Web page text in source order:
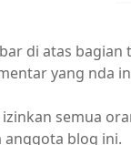
di atas
yang nda
semua
anggota blog ini.